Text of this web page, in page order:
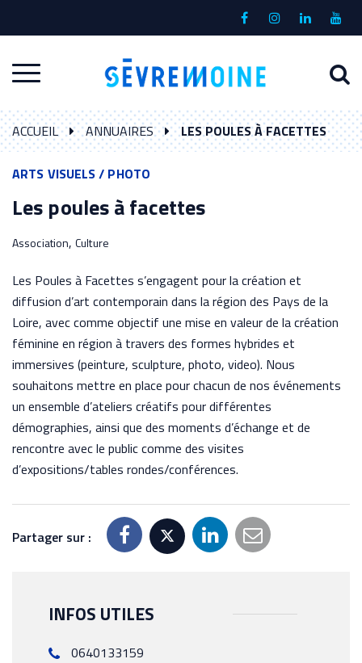
Lien
compte
Lien
Lien
compte
Lien
la
Aller
à
la
navigation
à
ACCUEIL ANNUAIRES LES POULES À FACETTES
ARTS VISUELS / PHOTO
Les poules à facettes
Association,Culture
Les Poules à Facettes s’engagent pour la création et
diffusion d’art contemporain dans la région des Pays de la
Loire, avec comme objectif une mise en valeur de la création
féminine en région à travers des formes hybrides et
immersives (peinture, sculpture, photo, video). Nous
souhaitons mettre en place pour chacun de nos événements
un ensemble d’ateliers créatifs pour différentes
démographies, ainsi que des moments d’échange et de
rencontre avec le public comme des visites
d’expositions/tables rondes/conférences.
Partager sur :
INFOS UTILES
0640133159